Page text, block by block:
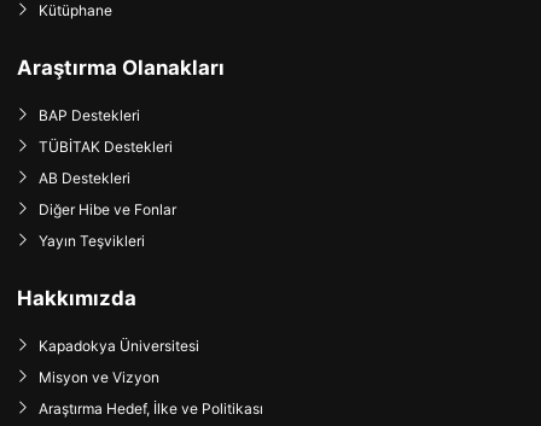
Kütüphane
Araştırma Olanakları
BAP Destekleri
TÜBİTAK Destekleri
AB Destekleri
Diğer Hibe ve Fonlar
Yayın Teşvikleri
Hakkımızda
Kapadokya Üniversitesi
Misyon ve Vizyon
Araştırma Hedef, İlke ve Politikası